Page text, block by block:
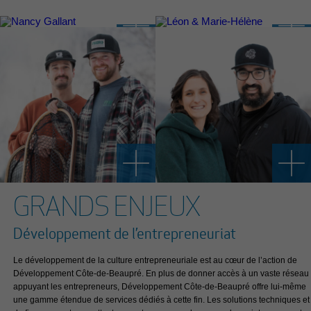
GRANDS ENJEUX
Développement de l’entrepreneuriat
Le développement de la culture entrepreneuriale est au cœur de l’action de
Développement Côte-de-Beaupré. En plus de donner accès à un vaste réseau
appuyant les entrepreneurs, Développement Côte-de-Beaupré offre lui-même
une gamme étendue de services dédiés à cette fin. Les solutions techniques et